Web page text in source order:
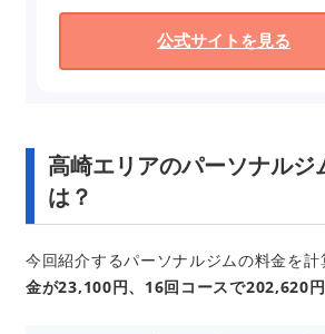
公式サイトを見る
高崎エリアのパーソナルジ
は？
今回紹介するパーソナルジムの料金を計
金が23,100円、16回コースで202,620円